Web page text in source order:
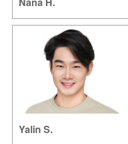
Yalin S.